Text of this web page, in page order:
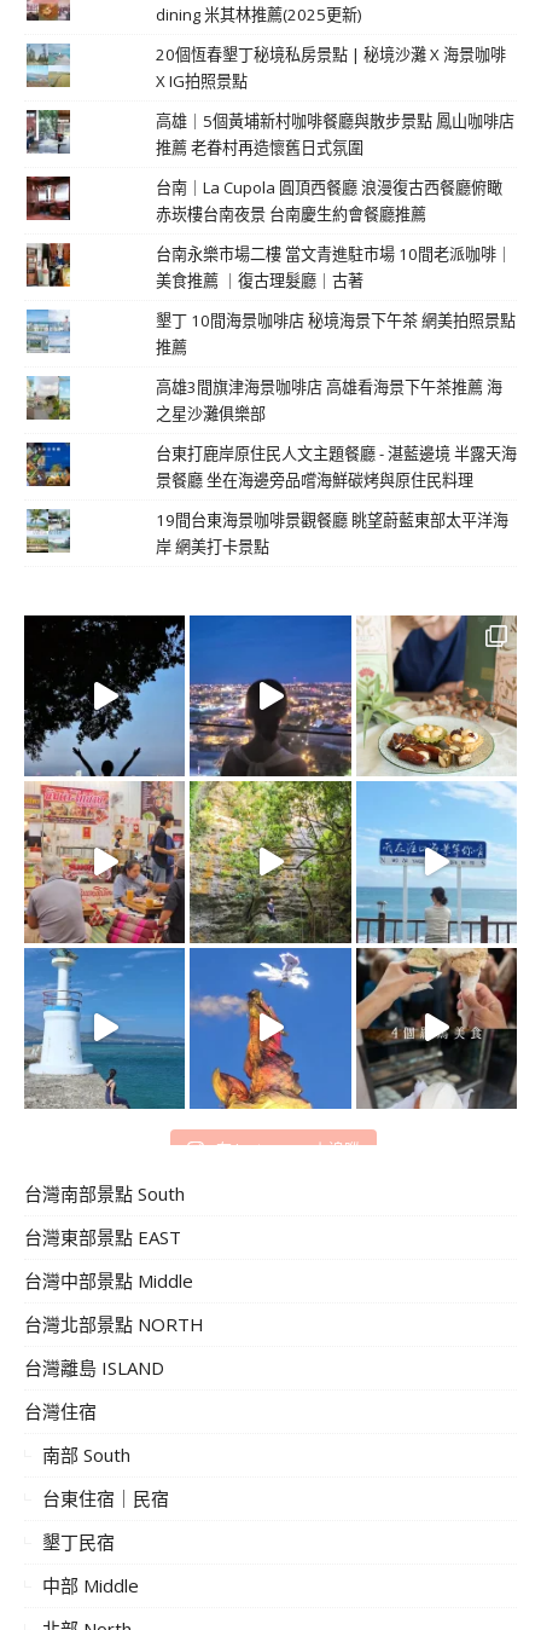
dining 米其林推薦(2025更新)
20個恆春墾丁秘境私房景點 | 秘境沙灘 X 海景咖啡
X IG拍照景點
高雄｜5個黃埔新村咖啡餐廳與散步景點 鳳山咖啡店
推薦 老眷村再造懷舊日式氛圍
台南｜La Cupola 圓頂西餐廳 浪漫復古西餐廳俯瞰
赤崁樓台南夜景 台南慶生約會餐廳推薦
台南永樂市場二樓 當文青進駐市場 10間老派咖啡｜
美食推薦 ｜復古理髮廳｜古著
墾丁 10間海景咖啡店 秘境海景下午茶 網美拍照景點
推薦
高雄3間旗津海景咖啡店 高雄看海景下午茶推薦 海
之星沙灘俱樂部
台東打鹿岸原住民人文主題餐廳 - 湛藍邊境 半露天海
景餐廳 坐在海邊旁品嚐海鮮碳烤與原住民料理
19間台東海景咖啡景觀餐廳 眺望蔚藍東部太平洋海
岸 網美打卡景點
在 Instagram 上追蹤
台灣南部景點 South
台灣東部景點 EAST
台灣中部景點 Middle
台灣北部景點 NORTH
台灣離島 ISLAND
台灣住宿
南部 South
台東住宿｜民宿
墾丁民宿
中部 Middle